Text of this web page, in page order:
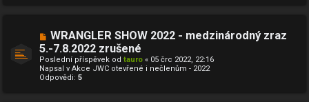
p
v
e
k
N
o
v
ý
p
ř
WRANGLER SHOW 2022 - medzinárodný zraz
5.-7.8.2022 zrušené
Poslední příspěvek od tauro « 05 črc 2022, 22:16
Napsal v Akce JWC otevřené i nečlenům - 2022
Odpovědi: 5